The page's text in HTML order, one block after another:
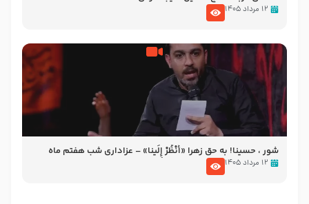
۱۲ مرداد ۱۴۰۵
شور ، حسینا! به‌ حق زهرا «أُنْظُرْ إِلَینا» – عزاداری شب هفتم ماه
محرّم 1405
۱۲ مرداد ۱۴۰۵